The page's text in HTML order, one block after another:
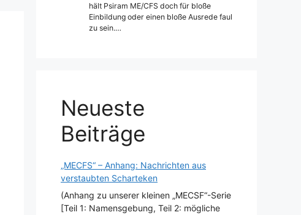
hält Psiram ME/CFS doch für bloße
Einbildung oder einen bloße Ausrede faul
zu sein.…
Neueste
Beiträge
„MECFS“ – Anhang: Nachrichten aus
verstaubten Scharteken
(Anhang zu unserer kleinen „MECSF“-Serie
[Teil 1: Namensgebung, Teil 2: mögliche